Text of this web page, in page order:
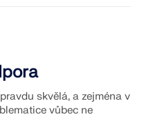
tunely
PRÁCE
skvělá, a zejména v
vůbec ne